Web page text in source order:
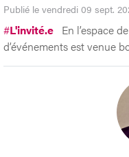
Publié le vendredi 09 sept.
#L'invité.e En l’espace
d’événements est venue